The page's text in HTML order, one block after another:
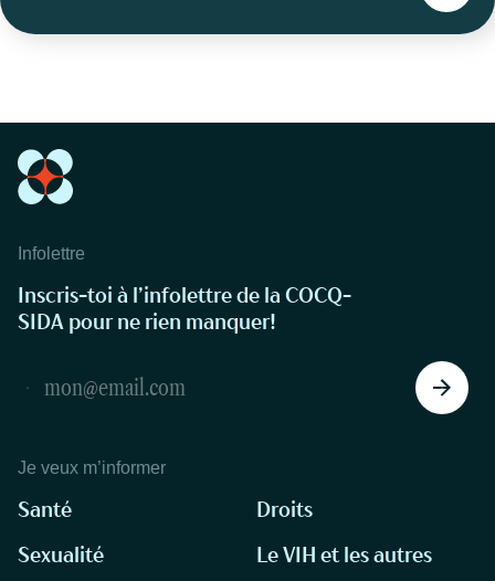
Infolettre
Inscris-toi à l’infolettre de la COCQ-
SIDA pour ne rien manquer!
Je veux m’informer
Santé
Droits
Sexualité
Le VIH et les autres